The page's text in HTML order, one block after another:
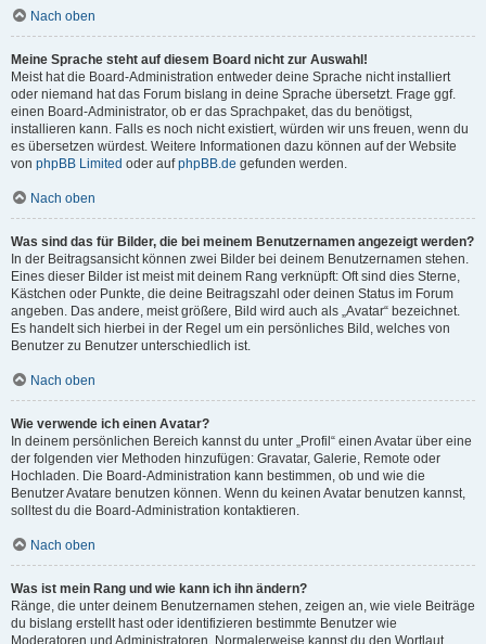
Nach oben
Meine Sprache steht auf diesem Board nicht zur Auswahl!
Meist hat die Board-Administration entweder deine Sprache nicht installiert
oder niemand hat das Forum bislang in deine Sprache übersetzt. Frage ggf.
einen Board-Administrator, ob er das Sprachpaket, das du benötigst,
installieren kann. Falls es noch nicht existiert, würden wir uns freuen, wenn du
es übersetzen würdest. Weitere Informationen dazu können auf der Website
von phpBB Limited oder aufphpBB.de gefunden werden.
Nach oben
Was sind das für Bilder, die bei meinem Benutzernamen angezeigt werden?
In der Beitragsansicht können zwei Bilder bei deinem Benutzernamen stehen.
Eines dieser Bilder ist meist mit deinem Rang verknüpft: Oft sind dies Sterne,
Kästchen oder Punkte, die deine Beitragszahl oder deinen Status im Forum
angeben. Das andere, meist größere, Bild wird auch als „Avatar“ bezeichnet.
Es handelt sich hierbei in der Regel um ein persönliches Bild, welches von
Benutzer zu Benutzer unterschiedlich ist.
Nach oben
Wie verwende ich einen Avatar?
In deinem persönlichen Bereich kannst du unter „Profil“ einen Avatar über eine
der folgenden vier Methoden hinzufügen: Gravatar, Galerie, Remote oder
Hochladen. Die Board-Administration kann bestimmen, ob und wie die
Benutzer Avatare benutzen können. Wenn du keinen Avatar benutzen kannst,
solltest du die Board-Administration kontaktieren.
Nach oben
Was ist mein Rang und wie kann ich ihn ändern?
Ränge, die unter deinem Benutzernamen stehen, zeigen an, wie viele Beiträge
du bislang erstellt hast oder identifizieren bestimmte Benutzer wie
Moderatoren und Administratoren. Normalerweise kannst du den Wortlaut